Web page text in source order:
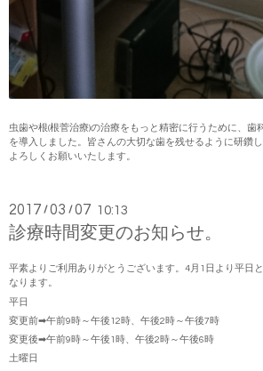
虫歯や根(根菅治療)の治療をもっと精密に行うために、歯
を導入しました。皆さんの大切な歯を残せるように研鑽
よろしくお願いいたします。
2017 /03 /07 10:13
診療時間変更のお知らせ。
平素よりご利用ありがとうございます。4月1日より平日
なります。
平日
変更前➡午前9時～午後12時、午後2時～午後7時
変更後➡午前9時～午後1時、午後2時～午後6時
土曜日